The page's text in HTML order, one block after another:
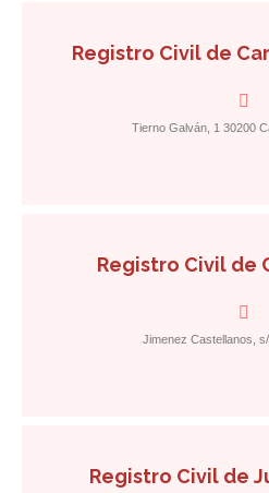
Registro Civil de
Tierno Galván, 1 30200
Registro Civil de
Jimenez Castellanos,
Registro Civil de